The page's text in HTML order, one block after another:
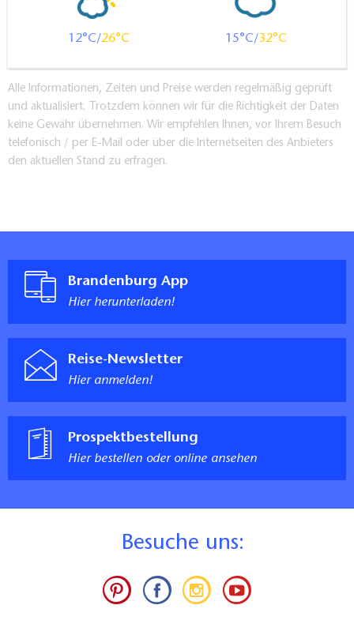
12 26 15 32
Alle Informationen, Zeiten und Preise werden regelmäßig geprüft
und aktualisiert. Trotzdem können wir für die Richtigkeit der Daten
keine Gewähr übernehmen. Wir empfehlen Ihnen, vor Ihrem Besuch
telefonisch / per E-Mail oder über die Internetseiten des Anbieters
den aktuellen Stand zu erfragen.
Brandenburg App
Hier herunterladen!
Reise-Newsletter
Hier anmelden!
Prospektbestellung
Hier bestellen oder online ansehen
Besuche uns: